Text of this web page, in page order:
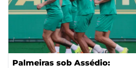
Palmeiras sob Assédio: